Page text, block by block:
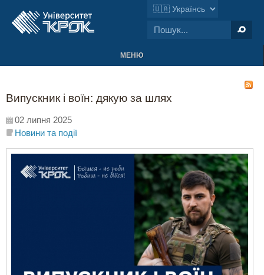
МЕНЮ
Випускник і воїн: дякую за шлях
02 липня 2025
Новини та події